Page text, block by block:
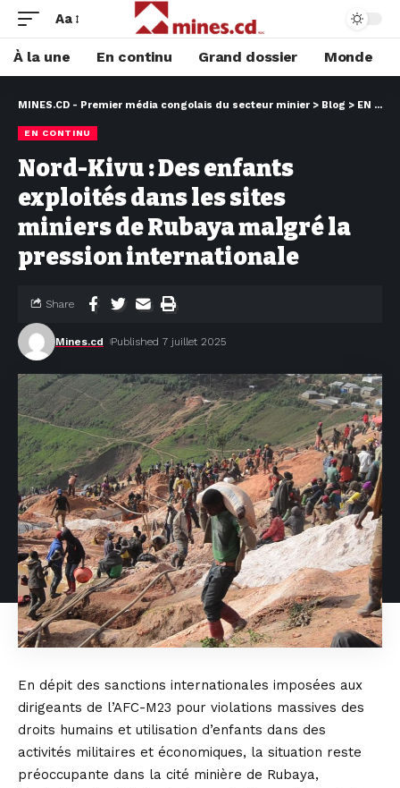
Aa
À la une En continu Grand dossier Monde
MINES.CD - Premier média congolais du secteur minier > Blog > EN CONTINU
EN CONTINU
Nord-Kivu : Des enfants
exploités dans les sites
miniers de Rubaya malgré la
pression internationale
Mines.cd Published 7 juillet 2025
Share
En dépit des sanctions internationales imposées aux
dirigeants de l’AFC-M23 pour violations massives des
droits humains et utilisation d’enfants dans des
activités militaires et économiques, la situation reste
préoccupante dans la cité minière de Rubaya,